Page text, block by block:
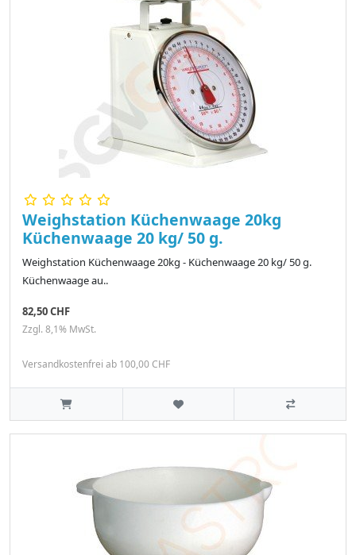
Weighstation Küchenwaage 20kg
Küchenwaage 20 kg/ 50 g.
Weighstation Küchenwaage 20kg - Küchenwaage 20 kg/ 50 g.
Küchenwaage au..
82,50 CHF
Zzgl. 8,1% MwSt.
Versandkostenfrei ab 100,00 CHF